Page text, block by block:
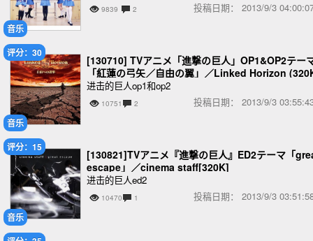
音乐
9839 2 投稿日期： 2013/9/3
音乐
评分：30
[130710] TVアニメ「進撃の巨人」OP1&OP2テー
「紅蓮の弓矢／自由の翼」／Linked Horizon
BK)
进击的巨人op1和op2
10751 2 投稿日期： 2013/9/3
音乐
评分：15
[130821]TVアニメ『進撃の巨人』ED2テーマ「
escape」／cinema staff[320K]
进击的巨人ed2
10470 1 投稿日期： 2013/9/3